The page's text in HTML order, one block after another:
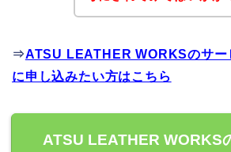
⇒ATSU LEATHER WORKSのサー
に申し込みたい方はこちら
ATSU LEATHER WORKS